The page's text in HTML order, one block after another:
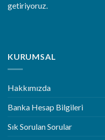
getiriyoruz.
KURUMSAL
Hakkımızda
Banka Hesap Bilgileri
Sık Sorulan Sorular